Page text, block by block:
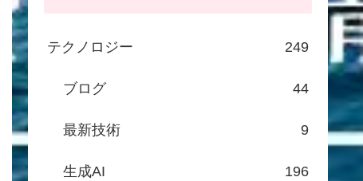
テクノロジー 249
ブログ 44
最新技術 9
生成AI 196